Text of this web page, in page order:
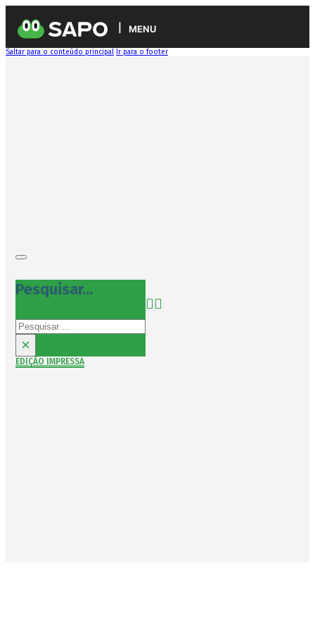
MENU
Saltar para o conteúdo principal Ir para o footer
Pesquisar...
Pesquisar
×
EDIÇÃO IMPRESSA